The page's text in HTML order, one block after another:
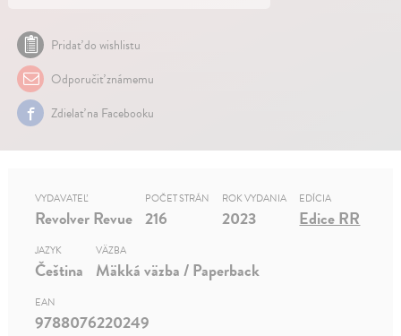
Pridať do wishlistu
Odporučiť známemu
Zdielať na Facebooku
VYDAVATEĽ
Revolver Revue
POČET STRÁN
216
ROK VYDANIA
2023
EDÍCIA
Edice RR
JAZYK
Čeština
VÄZBA
Mäkká väzba / Paperback
EAN
9788076220249